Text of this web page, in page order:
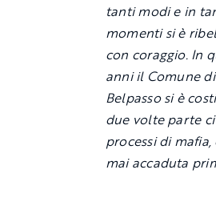
tanti modi e in
momenti si è
con coraggio. In
anni il Comune di
Belpasso si è
due volte parte
processi di mafia,
mai accaduta